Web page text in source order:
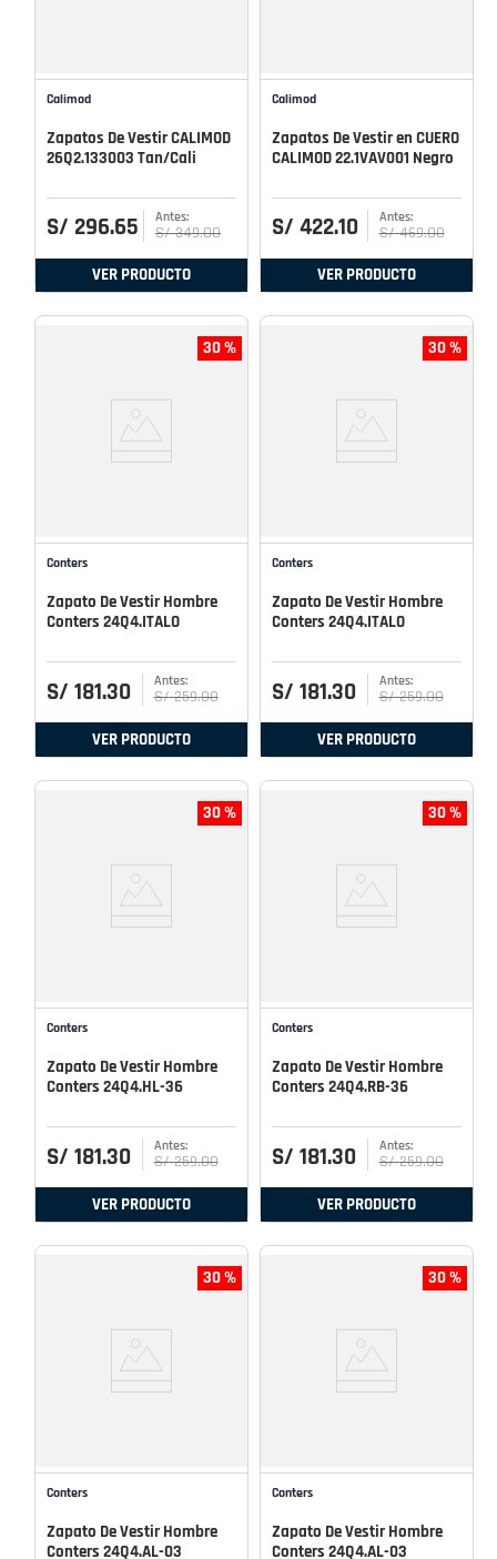
Calimod
Zapatos De Vestir CALIMOD
26Q2.133003 Tan/Cali
S/ 296.65 S/ 349.00
VER PRODUCTO
Calimod
Zapatos De Vestir en CUERO
CALIMOD 22.1VAV001 Negro
S/ 422.10 S/ 469.00
VER PRODUCTO
30 %
Conters
Zapato De Vestir Hombre
Conters 24Q4.ITALO
S/ 181.30 S/ 259.00
VER PRODUCTO
30 %
Conters
Zapato De Vestir Hombre
Conters 24Q4.ITALO
S/ 181.30 S/ 259.00
VER PRODUCTO
30 %
Conters
Zapato De Vestir Hombre
Conters 24Q4.HL-36
S/ 181.30 S/ 259.00
VER PRODUCTO
30 %
Conters
Zapato De Vestir Hombre
Conters 24Q4.RB-36
S/ 181.30 S/ 259.00
VER PRODUCTO
30 %
Conters
Zapato De Vestir Hombre
Conters 24Q4.AL-03
30 %
Conters
Zapato De Vestir Hombre
Conters 24Q4.AL-03